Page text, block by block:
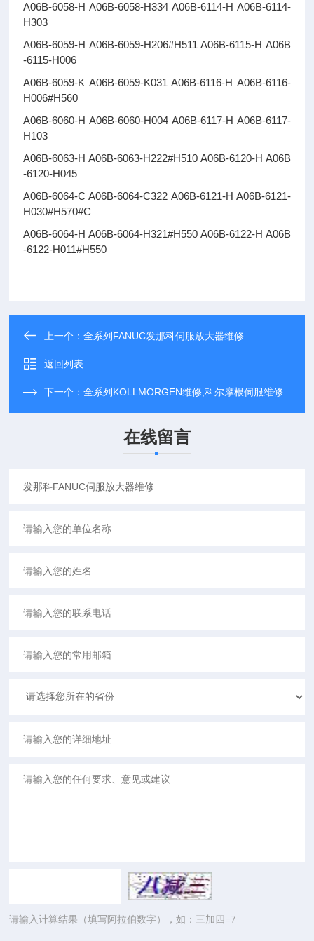
A06B-6058-H A06B-6058-H334 A06B-6114-H A06B-6114-
H303
A06B-6059-H A06B-6059-H206#H511 A06B-6115-H A06B
-6115-H006
A06B-6059-K A06B-6059-K031 A06B-6116-H A06B-6116-
H006#H560
A06B-6060-H A06B-6060-H004 A06B-6117-H A06B-6117-
H103
A06B-6063-H A06B-6063-H222#H510 A06B-6120-H A06B
-6120-H045
A06B-6064-C A06B-6064-C322 A06B-6121-H A06B-6121-
H030#H570#C
A06B-6064-H A06B-6064-H321#H550 A06B-6122-H A06B
-6122-H011#H550
上一个：全系列FANUC发那科伺服放大器维修
返回列表
下一个：全系列KOLLMORGEN维修,科尔摩根伺服维修
在线留言
请输入计算结果（填写阿拉伯数字），如：三加四=7